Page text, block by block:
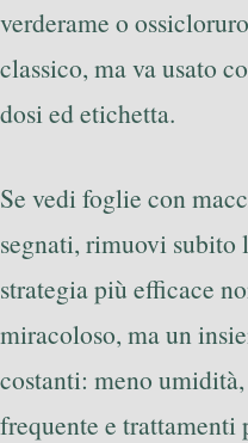
verderame o
classico, ma va usato
dosi ed etichetta.
Se vedi foglie con
segnati, rimuovi subito
strategia più efficace
miracoloso, ma un
costanti: meno
frequente e trattamenti